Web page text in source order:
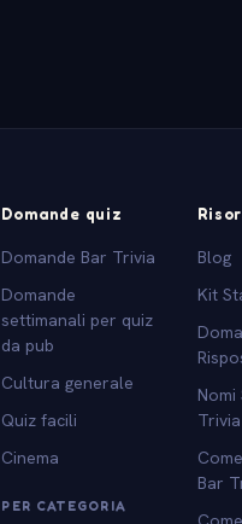
Domande quiz
Domande Bar Trivia
Domande
settimanali per quiz
da pub
Cultura generale
Quiz facili
Cinema
PER CATEGORIA
Blog
Kit
Nomi
Trivia
Bar